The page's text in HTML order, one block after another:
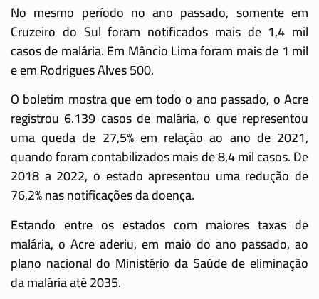
No mesmo período no ano passado, somente em
Cruzeiro do Sul foram notificados mais de 1,4 mil
casos de malária. Em Mâncio Lima foram mais de 1 mil
e em Rodrigues Alves 500.
O boletim mostra que em todo o ano passado, o Acre
registrou 6.139 casos de malária, o que representou
uma queda de 27,5% em relação ao ano de 2021,
quando foram contabilizados mais de 8,4 mil casos. De
2018 a 2022, o estado apresentou uma redução de
76,2% nas notificações da doença.
Estando entre os estados com maiores taxas de
malária, o Acre aderiu, em maio do ano passado, ao
plano nacional do Ministério da Saúde de eliminação
da malária até 2035.